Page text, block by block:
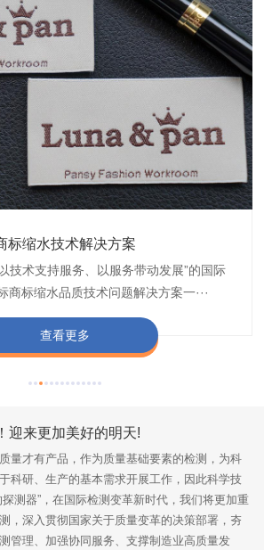
标缩水技术解决方案
技术支持服务、以服务带动发展”的国际
商标缩水品质技术问题解决方案一···
查看更多
带商标防水技术解决方案
带商标防水技术解决方案30余载,励志于
打造含油量超标品质技术问题解决方···
查看更多
装颜色不匀技术解决方案
余载设计研发织唛印唛商标、织带服装颜
问题解决方案一站式服务提供商,技···
查看更多
纺织品阻燃母粒
纺织品商标阻燃母粒剂,TF-W760,TF-W760
粒剂加工定制服务实力提供商,···
查看更多
迎来更加美好的明天!
量才有产品，作为质量基础要素的检测，为科
科研、生产的基本需求开展工作，因此科学技
测器”，在国际检测变革新时代，我们将更加重
，深入贯彻国家关于质量变革的决策部署，夯
管理、加强协同服务、支撑制造业高质量发